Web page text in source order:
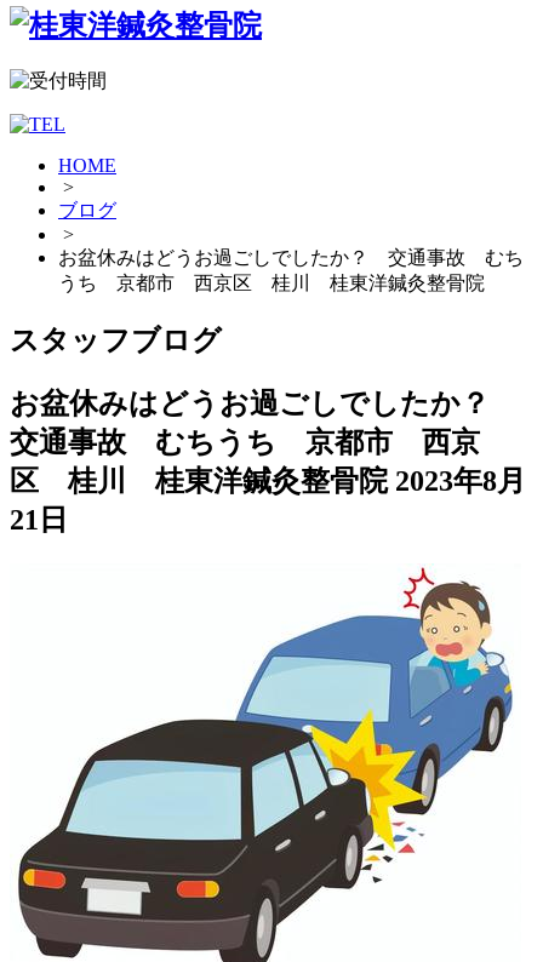
HOME
>
ブログ
>
お盆休みはどうお過ごしでしたか？ 交通事故 むち
うち 京都市 西京区 桂川 桂東洋鍼灸整骨院
スタッフブログ
お盆休みはどうお過ごしでしたか？
交通事故 むちうち 京都市 西京
区 桂川 桂東洋鍼灸整骨院 2023年8月
21日